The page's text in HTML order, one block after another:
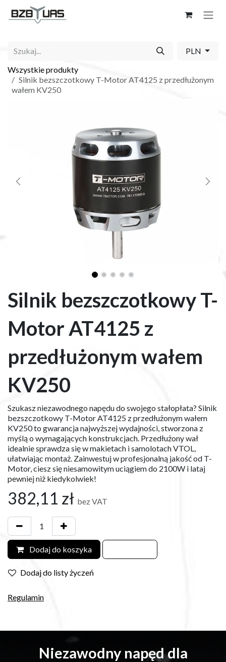
Skip to Content
PLN
Wszystkie produkty
Silnik bezszczotkowy T-Motor AT4125 z przedłużonym
wałem KV250
Silnik bezszczotkowy T-
Motor AT4125 z
przedłużonym wałem
KV250
Szukasz niezawodnego napędu do swojego stałopłata? Silnik
bezszczotkowy T-Motor AT4125 z przedłużonym wałem
KV250 to gwarancja najwyższej wydajności, stworzona z
myślą o wymagających konstrukcjach. Przedłużony wał
idealnie sprawdza się w makietach i samolotach VTOL,
ułatwiając montaż. Zainwestuj w profesjonalną jakość od T-
Motor, ciesz się niesamowitym uciągiem do 2100W i lataj
pewniej niż kiedykolwiek!
382,11 zł bez VAT
Dodaj do koszyka
Dodaj do listy życzeń
Regulamin
Niezawodny napęd dla